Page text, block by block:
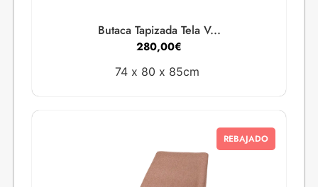
Butaca Tapizada Tela V...
280,00€
74 x 80 x 85cm
REBAJADO